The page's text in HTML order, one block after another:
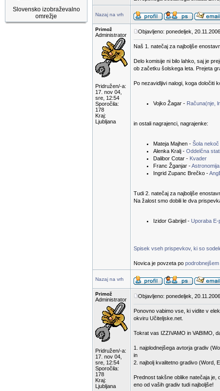
Slovensko izobraževalno
omrežje
Nazaj na vrh
Primož
Administrator
Pridružen/-a:
17. nov 04,
sre, 12:54
Sporočila:
178
Kraj:
Ljubljana
Objavljeno: ponedeljek,
Naš 1. natečaj za najboljše
Delo komisije ni bilo lahko, saj je
ob začetku šolskega leta. Prejeta
Po nezavidljivi nalogi, koga določiti
Vojko Žagar - Računa(nje,
in ostali nagrajenci, nagrajenke:
Mateja Majhen - Šola nekoč
Alenka Kralj - Oddelčna
Dalibor Cotar - Kvader
Franc Žganjar -Astronomija
Ingrid Zupanc Brečko -
Tudi 2. natečaj za najboljše
Na žalost smo dobili le dva
Izidor Gabrijel - Uporaba E-
Spisek vseh prispevkov, ki so
Novica je povzeta po
Nazaj na vrh
Primož
Administrator
Pridružen/-a:
17. nov 04,
sre, 12:54
Sporočila:
178
Kraj:
Ljubljana
Objavljeno: ponedeljek,
Ponovno vabimo vse, ki vidite v
okviru Učiteljske.net.
Tokrat vas IZZIVAMO in VABIMO,
1. najplodnejšega avtorja gradiv
in
2. najbolj kvalitetno gradivo (Word,
Prednost takšne oblike natečaja je,
eno od vaših gradiv tudi najboljše!